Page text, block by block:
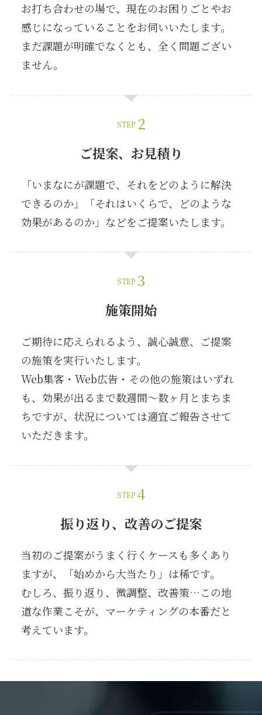
お打ち合わせの場で、現在のお困りごとやお
感じになっていることをお伺いいたします。
まだ課題が明確でなくとも、全く問題ござい
ません。
STEP
ご提案、お見積り
「いまなにが課題で、それをどのように解決
できるのか」「それはいくらで、どのような
効果があるのか」などをご提案いたします。
STEP
施策開始
ご期待に応えられるよう、誠心誠意、ご提案
の施策を実行いたします。
Web集客・Web広告・その他の施策はいずれ
も、効果が出るまで数週間～数ヶ月とまちま
ちですが、状況については適宜ご報告させて
いただきます。
STEP
振り返り、改善のご提案
当初のご提案がうまく行くケースも多くあり
ますが、「始めから大当たり」は稀です。
むしろ、振り返り、微調整、改善策…この地
道な作業こそが、マーケティングの本番だと
考えています。